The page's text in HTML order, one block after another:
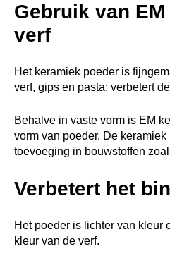
Gebruik van
verf
Het keramiek poeder is
verf, gips en pasta; verbetert
Behalve in vaste vorm is EM
vorm van poeder. De
toevoeging in bouwstoffen
Verbetert het
Het poeder is lichter van kleur
kleur van de verf.